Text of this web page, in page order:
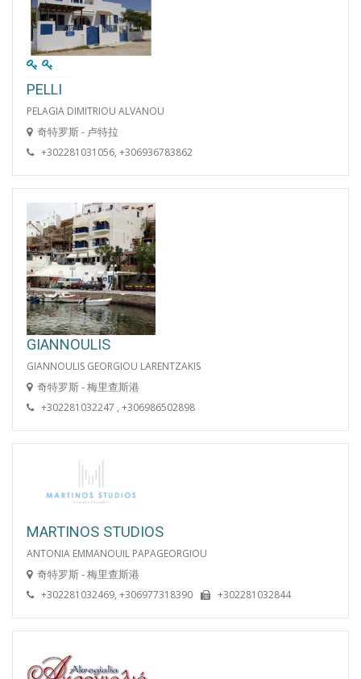
PELLI
PELAGIA DIMITRIOU ALVANOU
奇特罗斯 - 卢特拉
+302281031056, +306936783862
GIANNOULIS
GIANNOULIS GEORGIOU LARENTZAKIS
奇特罗斯 - 梅里查斯港
+302281032247 , +306986502898
MARTINOS STUDIOS
ANTONIA EMMANOUIL PAPAGEORGIOU
奇特罗斯 - 梅里查斯港
+302281032469, +306977318390 +302281032844